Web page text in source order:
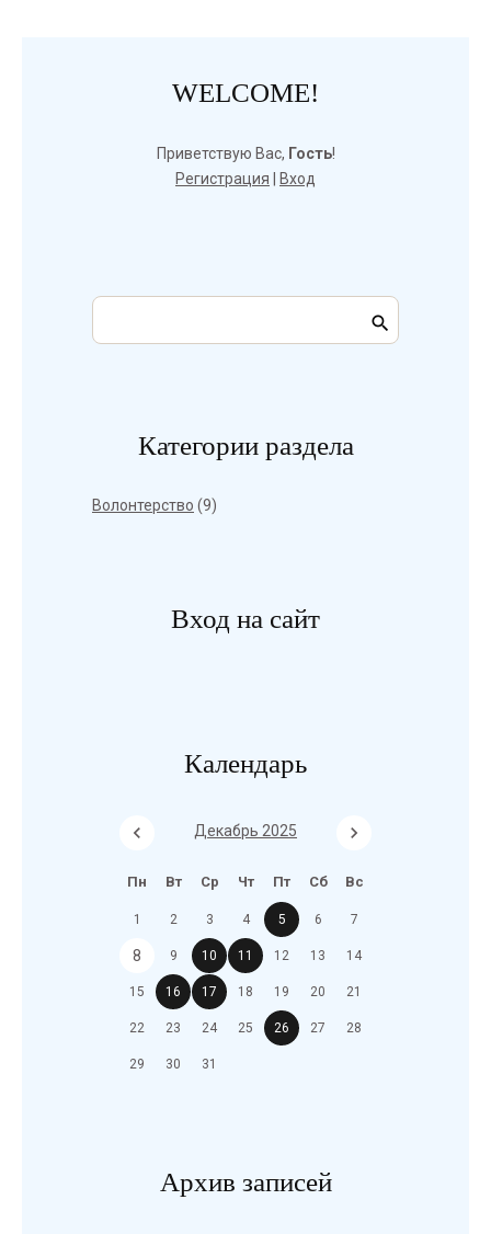
WELCOME!
Приветствую Вас, Гость!
Регистрация
Вход
Категории раздела
Волонтерство (9)
Вход на сайт
Календарь
Декабрь 2025
Пн Вт Ср Чт Пт Сб Вс
1 2 3 4 5 6 7
8 9 10 11 12 13 14
15 16 17 18 19 20 21
22 23 24 25 26 27 28
29 30 31
Архив записей